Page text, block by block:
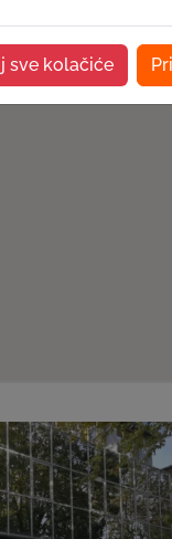
sve kolačiće